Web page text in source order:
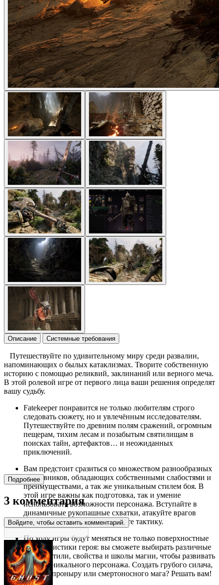
Описание Системные требования
Путешествуйте по удивительному миру среди развалин,
напоминающих о былых катаклизмах. Творите собственную
историю с помощью реликвий, заклинаний или верного меча.
В этой ролевой игре от первого лица ваши решения определят
вашу судьбу.
Fatekeeper понравится не только любителям строго
следовать сюжету, но и увлечённым исследователям.
Путешествуйте по древним полям сражений, огромным
пещерам, тихим лесам и позабытым святилищам в
поисках тайн, артефактов… и неожиданных
приключений.
Вам предстоит сразиться со множеством разнообразных
противников, обладающих собственными слабостями и
преимуществами, а так же уникальным стилем боя. В
этой игре важны как подготовка, так и умение
использовать возможности персонажа. Вступайте в
динамичные рукопашные схватки, атакуйте врагов
заклинаниями и на ходу меняйте тактику.
По ходу игры будут меняться не только поверхностные
характеристики героя: вы сможете выбирать различные
боевые стили, свойства и школы магии, чтобы развивать
своего уникального персонажа. Создать грубого силача,
ловкого проныру или смертоносного мага? Решать вам!
Подробнее
3 комментария
Войдите, чтобы оставить комментарий.